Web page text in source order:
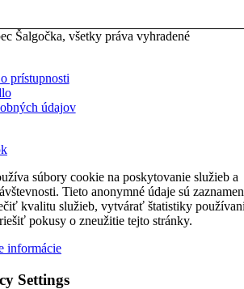
Šalgočka, všetky práva vyhradené
prístupnosti
údajov
súbory cookie na poskytovanie služieb a
Tieto anonymné údaje sú
kvalitu služieb, vytvárať štatistiky
pokusy o zneužitie tejto stránky.
informácie
Settings